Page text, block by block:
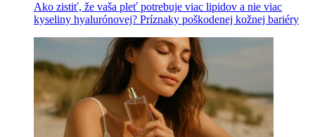
Ako zistiť, že vaša pleť potrebuje viac lipidov a nie viac
kyseliny hyalurónovej? Príznaky poškodenej kožnej bariéry